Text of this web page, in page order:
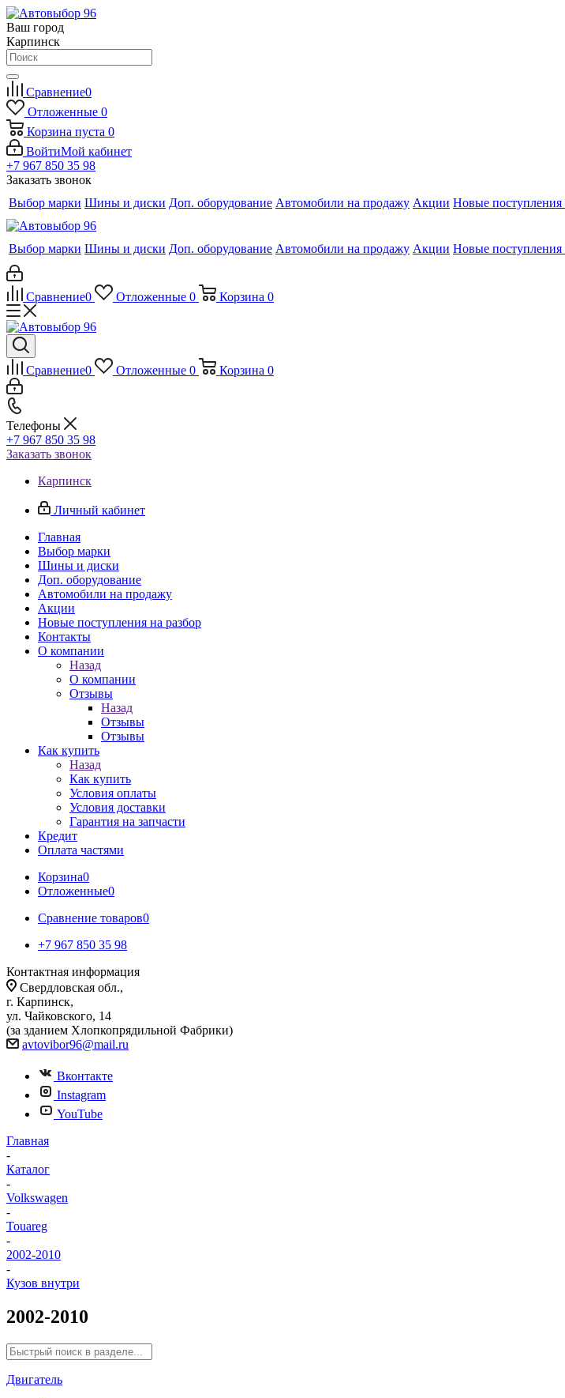
Ваш город
Карпинск
Сравнение0
Отложенные 0
Корзина пуста 0
ВойтиМой кабинет
+7 967 850 35 98
Заказать звонок
Выбор марки Шины и диски Доп. оборудование Автомобили на продажу Акции Новые поступления
Выбор марки Шины и диски Доп. оборудование Автомобили на продажу Акции Новые поступления
Сравнение0 Отложенные 0 Корзина 0
Сравнение0 Отложенные 0 Корзина 0
Телефоны
+7 967 850 35 98
Заказать звонок
Карпинск
Личный кабинет
Главная
Выбор марки
Шины и диски
Доп. оборудование
Автомобили на продажу
Акции
Новые поступления на разбор
Контакты
О компании
Назад
О компании
Отзывы
Назад
Отзывы
Отзывы
Как купить
Назад
Как купить
Условия оплаты
Условия доставки
Гарантия на запчасти
Кредит
Оплата частями
Корзина0
Отложенные0
Сравнение товаров0
+7 967 850 35 98
Контактная информация
Свердловская обл.,
г. Карпинск,
ул. Чайковского, 14
(за зданием Хлопкопрядильной Фабрики)
avtovibor96@mail.ru
Вконтакте
Instagram
YouTube
Главная
-
Каталог
-
Volkswagen
-
Touareg
-
2002-2010
-
Кузов внутри
2002-2010
Двигатель